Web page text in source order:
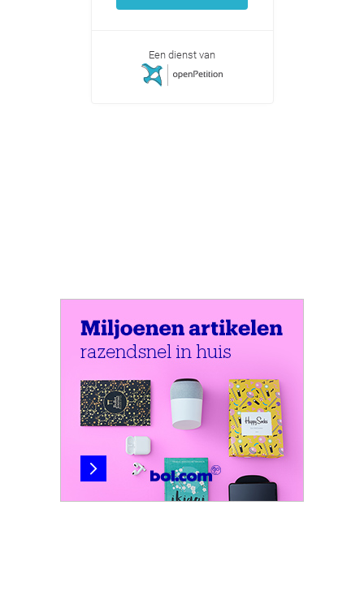
Een dienst van